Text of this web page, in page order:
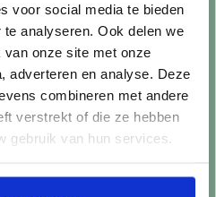
voor social media te bieden
analyseren. Ook delen we
onze site met onze
adverteren en analyse. Deze
combineren met andere
verstrekt of die ze hebben
gebruik van hun services.
vragen
Contact
voorwaarden
Policy